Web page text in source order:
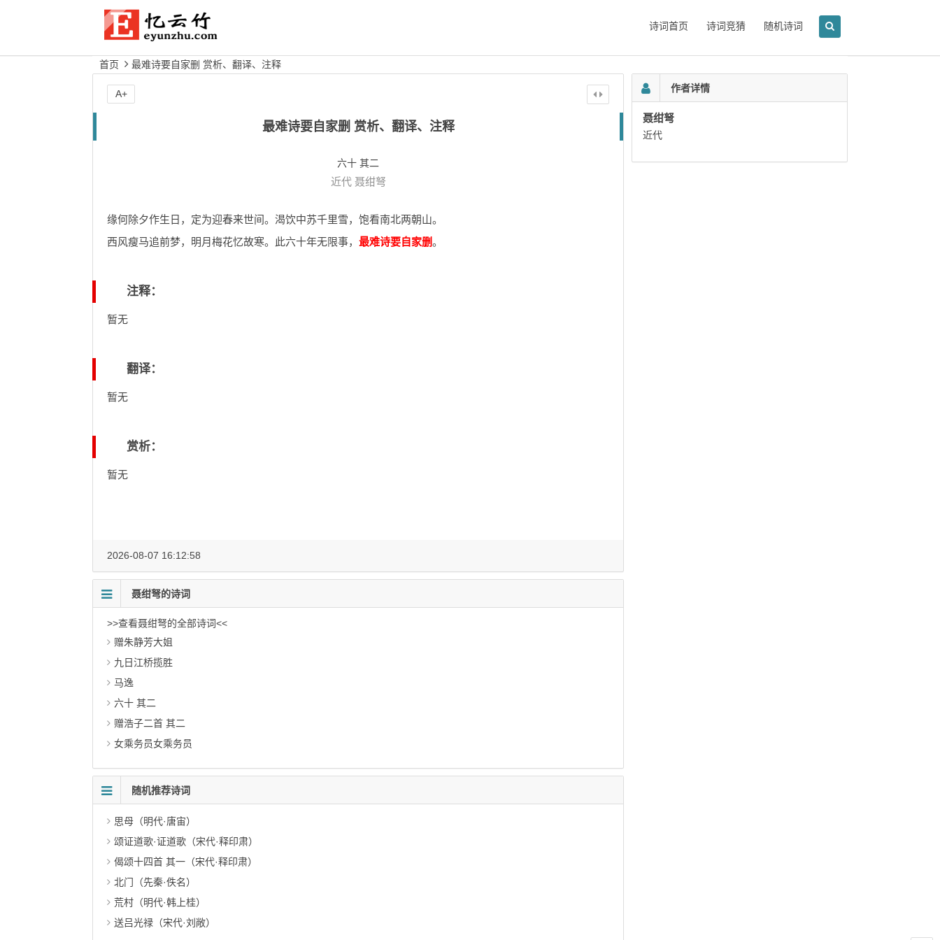
诗词首页 诗词竞猜 随机诗词
首页 最难诗要自家删 赏析、翻译、注释
最难诗要自家删 赏析、翻译、注释
六十 其二
近代 聂绀弩
缘何除夕作生日，定为迎春来世间。渴饮中苏千里雪，饱看南北两朝山。
西风瘦马追前梦，明月梅花忆故寒。此六十年无限事， 最难诗要自家删。
注释：
暂无
翻译：
暂无
赏析：
暂无
A+
2026-08-07 16:12:58
聂绀弩的诗词
>>查看聂绀弩的全部诗词<<
赠朱静芳大姐
九日江桥揽胜
马逸
六十 其二
赠浩子二首 其二
女乘务员女乘务员
随机推荐诗词
思母（明代·唐宙）
颂证道歌·证道歌（宋代·释印肃）
偈颂十四首 其一（宋代·释印肃）
北门（先秦·佚名）
荒村（明代·韩上桂）
送吕光禄（宋代·刘敞）
作者详情
聂绀弩
近代